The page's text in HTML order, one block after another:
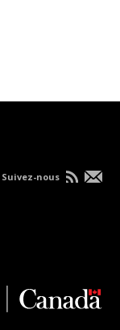
Suivez-nous